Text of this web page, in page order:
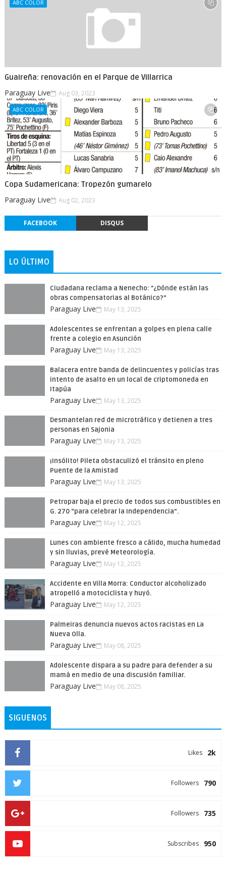
ABC COLOR
Guaireña: renovación en el Parque de Villarrica
Paraguay Live Aug 03, 2023
ABC COLOR
Copa Sudamericana: Tropezón gumarelo
Paraguay Live Aug 02, 2023
FACEBOOK DISQUS
LO ÚLTIMO
Ciudadana reclama a Nenecho: "¿Dónde están las
obras compensatorias al Botánico?”
Paraguay Live May 13, 2025
Adolescentes se enfrentan a golpes en plena calle
frente a colegio en Asunción
Paraguay Live May 13, 2025
Balacera entre banda de delincuentes y policías tras
intento de asalto en un local de criptomoneda en
Itapúa
Paraguay Live May 13, 2025
Desmantelan red de microtráfico y detienen a tres
personas en Sajonia
Paraguay Live May 13, 2025
¡Insólito! Pileta obstaculizó el tránsito en pleno
Puente de la Amistad
Paraguay Live May 13, 2025
Petropar baja el precio de todos sus combustibles en
G. 270 “para celebrar la Independencia”.
Paraguay Live May 12, 2025
Lunes con ambiente fresco a cálido, mucha humedad
y sin lluvias, prevé Meteorología.
Paraguay Live May 12, 2025
Accidente en Villa Morra: Conductor alcoholizado
atropelló a motociclista y huyó.
Paraguay Live May 12, 2025
Palmeiras denuncia nuevos actos racistas en La
Nueva Olla.
Paraguay Live May 08, 2025
Adolescente dispara a su padre para defender a su
mamá en medio de una discusión familiar.
Paraguay Live May 08, 2025
SIGUENOS
2k
Likes
790
Followers
735
Followers
950
Subscribes